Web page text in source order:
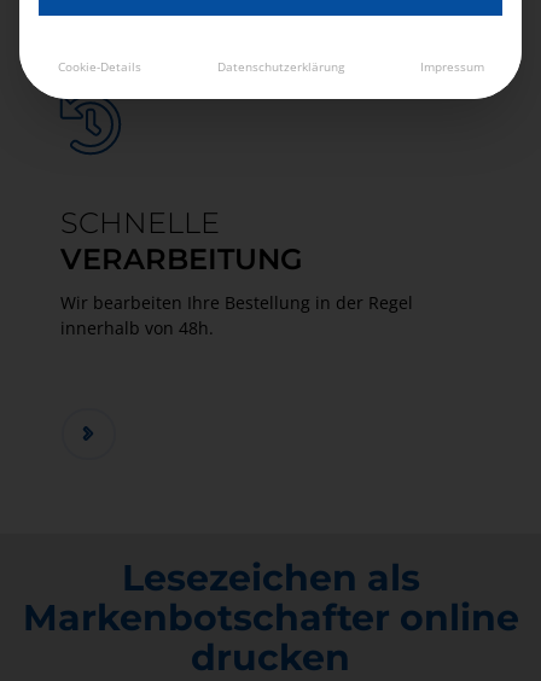
SCHNELLE
VERARBEITUNG
Wir bearbeiten Ihre Bestellung in der Regel
innerhalb von 48h.
Lesezeichen als
Markenbotschafter online
drucken
Cookie-Details Datenschutzerklärung Impressum